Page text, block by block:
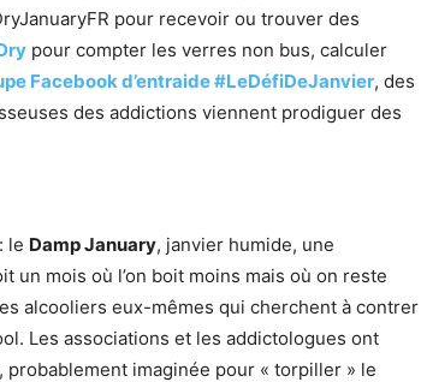
pour recevoir ou trouver des
pour compter les verres non bus, calculer
Facebook d’entraide #LeDéfiDeJanvier, des
des addictions viennent prodiguer des
le Damp January, janvier humide, une
un mois où l’on boit moins mais où on reste
alcooliers eux-mêmes qui cherchent à contrer
Les associations et les addictologues ont
imaginée pour « torpiller » le